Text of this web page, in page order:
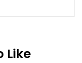
Like